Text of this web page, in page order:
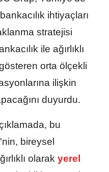
ihtiyaçları
stratejisi
ile ağırlıklı
orta ölçekli
ilişkin
duyurdu.
bu
bireysel
olarak yerel